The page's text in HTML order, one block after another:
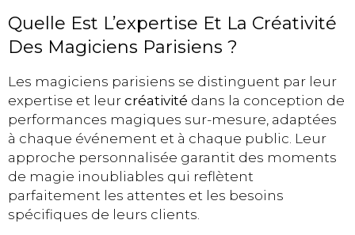
Quelle Est L’expertise Et La Créativité
Des Magiciens Parisiens ?
Les magiciens parisiens se distinguent par leur
expertise et leur créativité dans la conception de
performances magiques sur-mesure, adaptées
à chaque événement et à chaque public. Leur
approche personnalisée garantit des moments
de magie inoubliables qui reflètent
parfaitement les attentes et les besoins
spécifiques de leurs clients.